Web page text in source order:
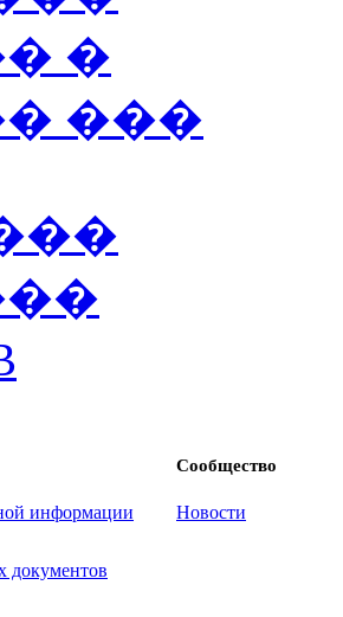
Сообщество
информации Новости
документов